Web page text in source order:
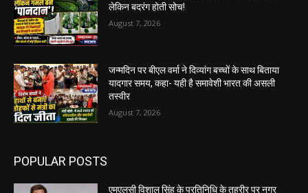
लेकिन बदरंग होती सोच!
August 7, 2026
जन्मदिन पर बीएल वर्मा ने दिव्यांग बच्चों के साथ बिताया
यादगार समय, कहा- यही है समावेशी भारत की असली
तस्वीर
August 7, 2026
POPULAR POSTS
एमएलसी विशाल सिंह के प्रतिनिधि के तहरीर पर नगर